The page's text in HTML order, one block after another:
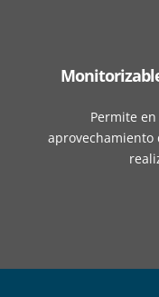
Permite